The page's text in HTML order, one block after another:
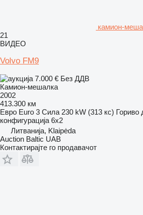
камион-
21
ВИДЕО
Volvo FM9
7.000 € Без ДДВ
Камион-мешалка
2002
413.300 км
Евро Euro 3 Сила 230 kW (313 кс) Гориво
конфигурација 6x2
Литванија, Klaipėda
Auction Baltic UAB
Контактирајте го продавачот